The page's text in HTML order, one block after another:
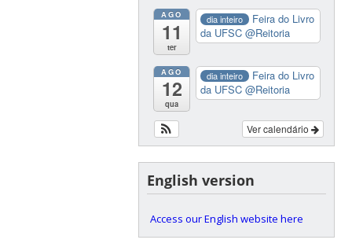
AGO
11
ter
dia inteiro
Feira do Livro
da UFSC@Reitoria
AGO
12
qua
dia inteiro
Feira do Livro
da UFSC@Reitoria
Ver calendário
English version
Access our English website here